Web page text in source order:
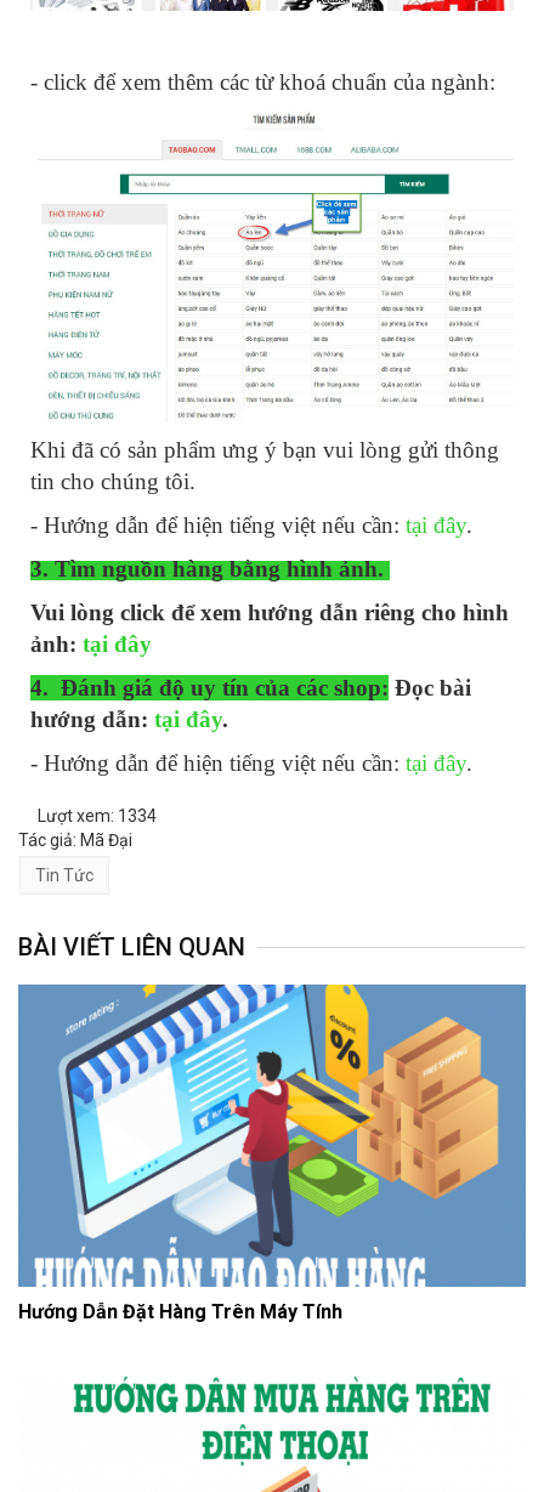
- click để xem thêm các từ khoá chuẩn của ngành:
Khi đã có sản phẩm ưng ý bạn vui lòng gửi thông
tin cho chúng tôi.
- Hướng dẫn để hiện tiếng việt nếu cần: tại đây.
3. Tìm nguồn hàng bằng hình ảnh.
Vui lòng click để xem hướng dẫn riêng cho hình
ảnh: tại đây
4. Đánh giá độ uy tín của các shop: Đọc bài
hướng dẫn: tại đây.
- Hướng dẫn để hiện tiếng việt nếu cần: tại đây.
Lượt xem: 1334
Tác giả: Mã Đại
Tin Tức
BÀI VIẾT LIÊN QUAN
Hướng Dẫn Đặt Hàng Trên Máy Tính